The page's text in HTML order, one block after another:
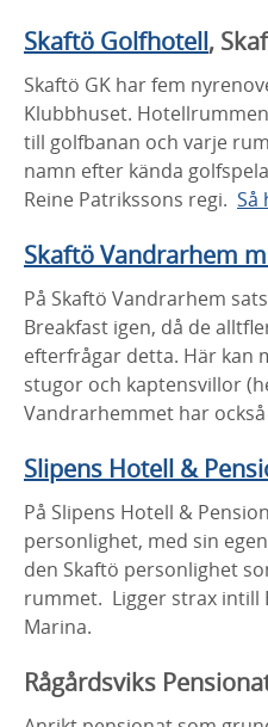
Skaftö Golfhotell,
Skaftö GK har fem
Klubbhuset.
till golfbanan och varje
namn efter kända
Reine Patrikssons regi. Så
Skaftö Vandrarhem
På Skaftö Vandrarhem
Breakfast igen, då de
efterfrågar detta. Här kan
stugor och kaptensvillor
Vandrarhemmet har
Slipens Hotell &
På Slipens Hotell &
personlighet, med sin
den Skaftö personlighet
rummet. Ligger strax intill
Marina.
Rågårdsviks